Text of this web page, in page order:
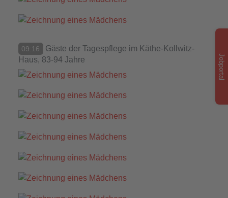
09:16
Gäste der Tagespflege im Käthe-Kollwitz-
Haus, 83-94 Jahre
Jobportal